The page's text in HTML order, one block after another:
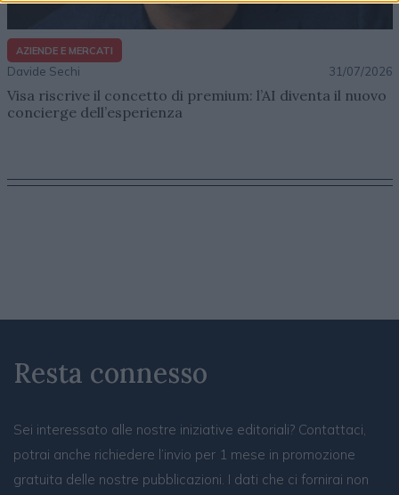
AZIENDE E MERCATI
Davide Sechi 31/07/2026
Visa riscrive il concetto di premium: l’AI diventa il nuovo
concierge dell’esperienza
Resta connesso
Sei interessato alle nostre iniziative editoriali? Contattaci,
potrai anche richiedere l’invio per 1 mese in promozione
gratuita delle nostre pubblicazioni. I dati che ci fornirai non